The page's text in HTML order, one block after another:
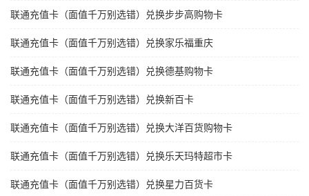
联通充值卡（面值千万别选错）兑换步步高购物卡
联通充值卡（面值千万别选错）兑换家乐福重庆
联通充值卡（面值千万别选错）兑换德基购物卡
联通充值卡（面值千万别选错）兑换新百卡
联通充值卡（面值千万别选错）兑换大洋百货购物卡
联通充值卡（面值千万别选错）兑换乐天玛特超市卡
联通充值卡（面值千万别选错）兑换星力百货卡